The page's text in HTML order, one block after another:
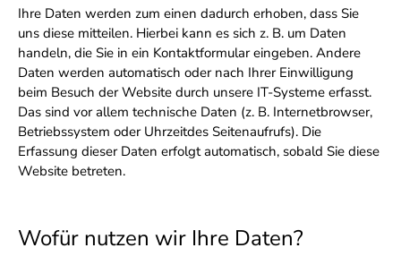
Ihre Daten werden zum einen dadurch erhoben, dass Sie
uns diese mitteilen. Hierbei kann es sich z. B. um Daten
handeln, die Sie in ein Kontaktformular eingeben. Andere
Daten werden automatisch oder nach Ihrer Einwilligung
beim Besuch der Website durch unsere IT-Systeme erfasst.
Das sind vor allem technische Daten (z. B. Internetbrowser,
Betriebssystem oder Uhrzeitdes Seitenaufrufs). Die
Erfassung dieser Daten erfolgt automatisch, sobald Sie diese
Website betreten.
Wofür nutzen wir Ihre Daten?